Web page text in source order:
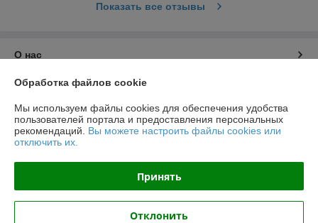
Показать все отзывы
О нас
Контакты
Доставка и оплата
Полная версия сайта
Обработка файлов cookie
Мы используем файлы cookies для обеспечения удобства
пользователей портала и предоставления персональных
рекомендаций. Вы можете настроить файлы cookies или
отключить их.
Принять
Отклонить